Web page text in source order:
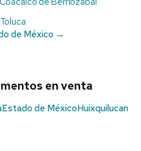
de México →
en venta
Estado de MéxicoHuixquilucan